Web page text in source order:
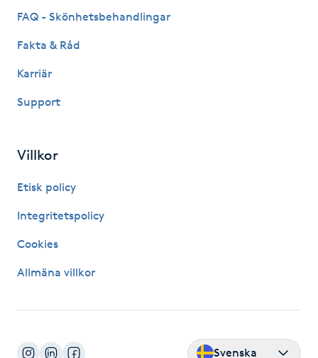
Keratinbehandling
Kinesisk medicin
Klippning
FAQ - Skönhetsbehandlingar
Fakta & Råd
Karriär
Support
Villkor
Etisk policy
Integritetspolicy
Cookies
Allmäna villkor
Svenska